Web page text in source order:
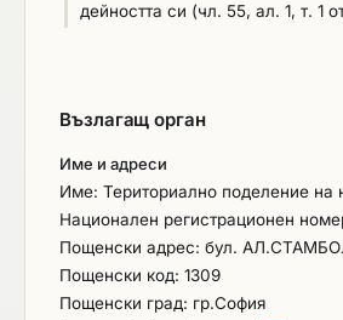
(ЗПКЛЗПД); с наложена санкция
ДР на ЗОП между участниците в
1, т. 1 от ЗОП)
дейността си (чл. 55, ал. 1, т. 1
Възлагащ орган
Име и адреси
Име: Териториално поделение на
Национален регистрационен
Пощенски адрес: бул.
Пощенски код: 1309
Пощенски град: гр.София